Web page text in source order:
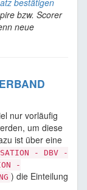
bestätigen
bzw. Scorer
neue
nur vorläufig
um diese
ist über eine
- DBV -
-
) die Einteilung